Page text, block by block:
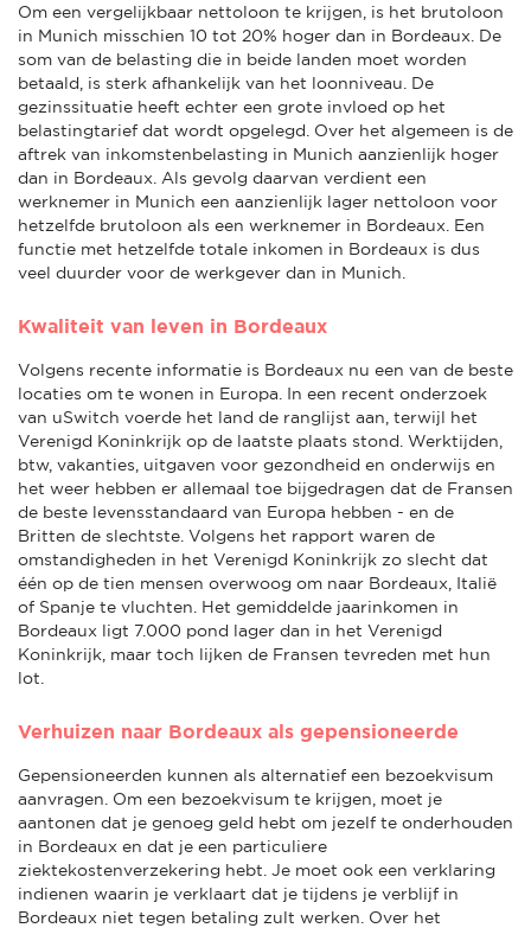
Om een vergelijkbaar nettoloon te krijgen, is het brutoloon
in Munich misschien 10 tot 20% hoger dan in Bordeaux. De
som van de belasting die in beide landen moet worden
betaald, is sterk afhankelijk van het loonniveau. De
gezinssituatie heeft echter een grote invloed op het
belastingtarief dat wordt opgelegd. Over het algemeen is de
aftrek van inkomstenbelasting in Munich aanzienlijk hoger
dan in Bordeaux. Als gevolg daarvan verdient een
werknemer in Munich een aanzienlijk lager nettoloon voor
hetzelfde brutoloon als een werknemer in Bordeaux. Een
functie met hetzelfde totale inkomen in Bordeaux is dus
veel duurder voor de werkgever dan in Munich.
Kwaliteit van leven in Bordeaux
Volgens recente informatie is Bordeaux nu een van de beste
locaties om te wonen in Europa. In een recent onderzoek
van uSwitch voerde het land de ranglijst aan, terwijl het
Verenigd Koninkrijk op de laatste plaats stond. Werktijden,
btw, vakanties, uitgaven voor gezondheid en onderwijs en
het weer hebben er allemaal toe bijgedragen dat de Fransen
de beste levensstandaard van Europa hebben - en de
Britten de slechtste. Volgens het rapport waren de
omstandigheden in het Verenigd Koninkrijk zo slecht dat
één op de tien mensen overwoog om naar Bordeaux, Italië
of Spanje te vluchten. Het gemiddelde jaarinkomen in
Bordeaux ligt 7.000 pond lager dan in het Verenigd
Koninkrijk, maar toch lijken de Fransen tevreden met hun
lot.
Verhuizen naar Bordeaux als gepensioneerde
Gepensioneerden kunnen als alternatief een bezoekvisum
aanvragen. Om een bezoekvisum te krijgen, moet je
aantonen dat je genoeg geld hebt om jezelf te onderhouden
in Bordeaux en dat je een particuliere
ziektekostenverzekering hebt. Je moet ook een verklaring
indienen waarin je verklaart dat je tijdens je verblijf in
Bordeaux niet tegen betaling zult werken. Over het